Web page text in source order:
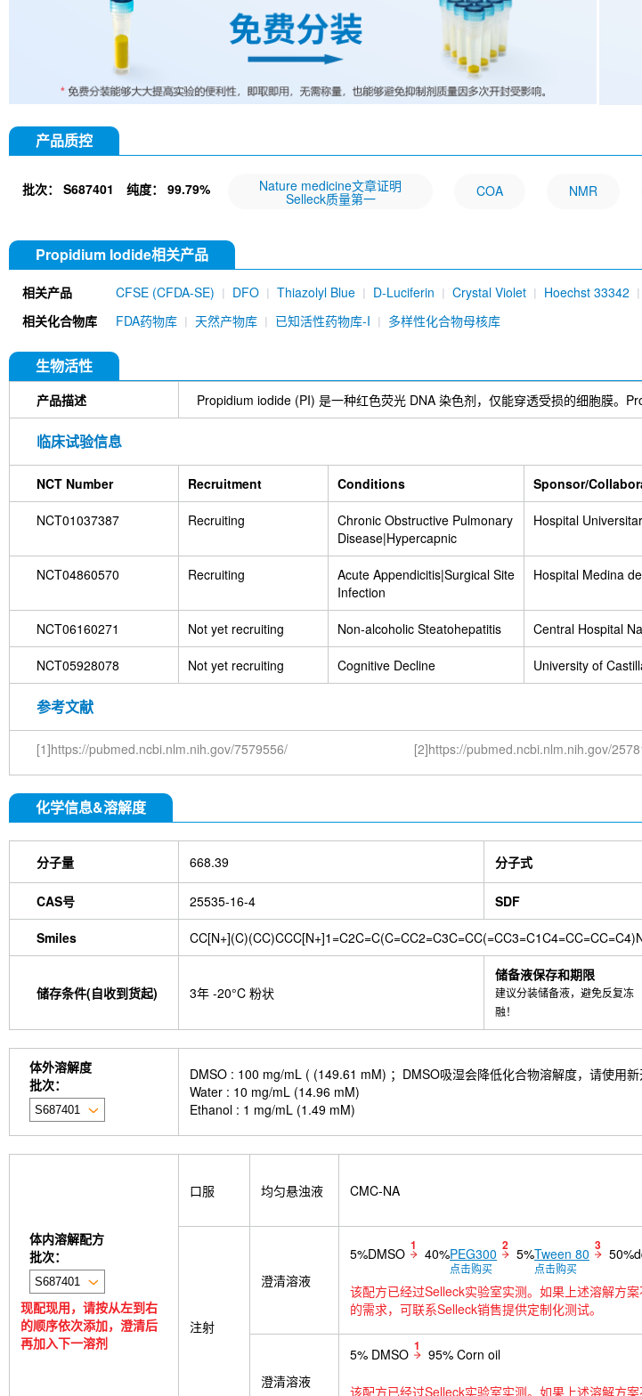
产品质控
批次： S687401 纯度： 99.79% Nature medicine文章证明
Selleck质量第一 COA NMR
Propidium Iodide相关产品
相关产品 CFSE (CFDA-SE) DFO Thiazolyl Blue D-Luciferin Crystal Violet Hoechst 33342
581/591 C11
CY5
相关化合物库
FDA药物库 天然产物库 已知活性药物库-I 多样性化合物母核库
生物活性
产品描述 Propidium iodide (PI) 是一种红色荧光 DNA 染色剂，仅能穿透受损的细胞膜。
临床试验信息
NCT Number Recruitment Conditions Sponsor/
NCT01037387 Recruiting
Chronic Obstructive Pulmonary
Disease|Hypercapnic
Hospital
NCT04860570 Recruiting
Acute Appendicitis|Surgical Site
Infection
Hospital Medina
NCT06160271 Not yet recruiting Non-alcoholic Steatohepatitis Central Hospital
NCT05928078 Not yet recruiting Cognitive Decline University of
参考文献
[1]https://pubmed.ncbi.nlm.nih.gov/7579556/ [2]https://pubmed.ncbi.nlm.nih.gov/
化学信息&溶解度
分子量 668.39 分子式
CAS号 25535-16-4 SDF
Smiles
储存条件(自收到货起) 3年 -20°C 粉状
储备液保存和期限
建议分装储备液，避免反复冻
融！
体外溶解度
批次：
DMSO : 100 mg/mL ( (149.61 mM) ；DMSO吸湿会降低化合物溶解度，请使用
Water : 10 mg/mL (14.96 mM)
Ethanol : 1 mg/mL (1.49 mM)
体内溶解配方
批次：
现配现用，请按从左到右
的顺序依次添加，澄清后
再加入下一溶剂
口服 均匀悬浊液 CMC-NA
注射
澄清溶液
5%DMSO 1 40%PEG300
点击购买
2 5%Tween 80
点击购买
3
该配方已经过Selleck实验室实测。如果上述溶解方
的需求，可联系Selleck销售提供定制化测试。
澄清溶液
5% DMSO 1 95% Corn oil
该配方已经过Selleck实验室实测。如果上述溶解方